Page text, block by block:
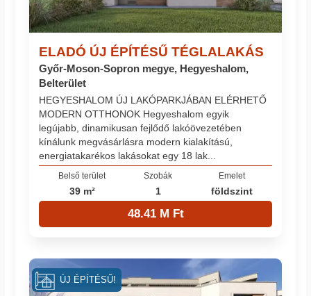
ELADÓ ÚJ ÉPÍTÉSŰ TÉGLALAKÁS
Győr-Moson-Sopron megye, Hegyeshalom,
Belterület
HEGYESHALOM ÚJ LAKÓPARKJÁBAN ELÉRHETŐ
MODERN OTTHONOK Hegyeshalom egyik
legújabb, dinamikusan fejlődő lakóövezetében
kínálunk megvásárlásra modern kialakítású,
energiatakarékos lakásokat egy 18 lak...
Belső terület
39 m²
Szobák
1
Emelet
földszint
48.41 M Ft
ÚJ ÉPÍTÉSŰ!